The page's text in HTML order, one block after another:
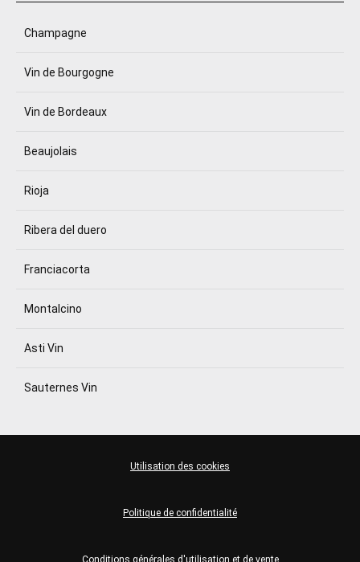
Champagne
Vin de Bourgogne
Vin de Bordeaux
Beaujolais
Rioja
Ribera del duero
Franciacorta
Montalcino
Asti Vin
Sauternes Vin
Conditions générales d'utilisation et de vente
Politique de confidentialité
Utilisation des cookies